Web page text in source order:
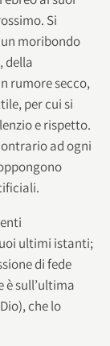
Si
moribondo
della
rumore secco,
per cui si
e rispetto.
ad ogni
ultimi istanti;
di fede
sull’ultima
che lo